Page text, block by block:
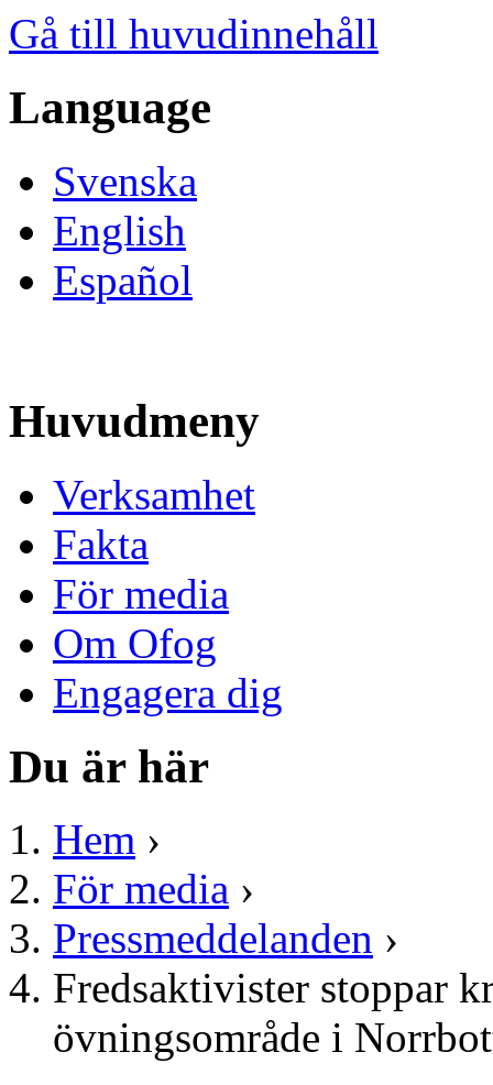
Gå till huvudinnehåll
Language
Svenska
English
Español
Huvudmeny
Verksamhet
Fakta
För media
Om Ofog
Engagera dig
Du är här
Hem ›
För media ›
Pressmeddelanden ›
Fredsaktivister stoppar
övningsområde i